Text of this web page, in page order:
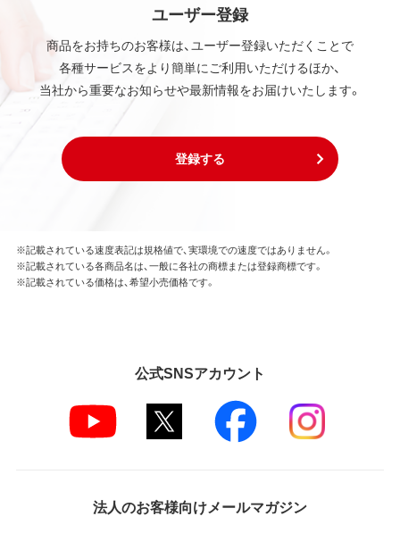
ユーザー登録
商品をお持ちのお客様は、ユーザー登録いただくことで
各種サービスをより簡単にご利用いただけるほか、
当社から重要なお知らせや最新情報をお届けいたします。
登録する
※記載されている速度表記は規格値で、実環境での速度ではありません。
※記載されている各商品名は、一般に各社の商標または登録商標です。
※記載されている価格は、希望小売価格です。
公式SNSアカウント
法人のお客様向けメールマガジン